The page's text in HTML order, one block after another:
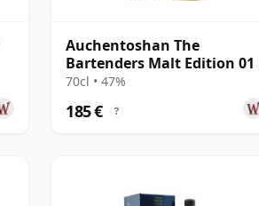
Auchentoshan The
Bartenders Malt Edition 01
70cl • 47%
185 € ?